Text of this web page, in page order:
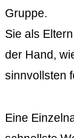
Gruppe.
Sie als
der Hand,
sinnvollsten
Eine